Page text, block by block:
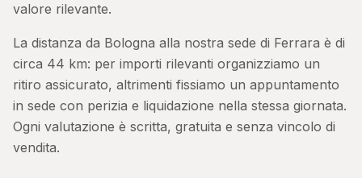
valore rilevante.
La distanza da Bologna alla nostra sede di Ferrara è di
circa 44 km: per importi rilevanti organizziamo un
ritiro assicurato, altrimenti fissiamo un appuntamento
in sede con perizia e liquidazione nella stessa giornata.
Ogni valutazione è scritta, gratuita e senza vincolo di
vendita.